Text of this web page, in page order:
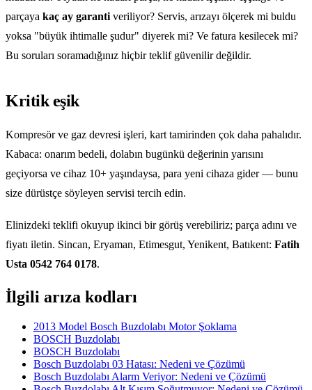
parçaya kaç ay garanti veriliyor? Servis, arızayı ölçerek mi buldu
yoksa "büyük ihtimalle şudur" diyerek mi? Ve fatura kesilecek mi?
Bu soruları soramadığınız hiçbir teklif güvenilir değildir.
Kritik eşik
Kompresör ve gaz devresi işleri, kart tamirinden çok daha pahalıdır.
Kabaca: onarım bedeli, dolabın bugünkü değerinin yarısını
geçiyorsa ve cihaz 10+ yaşındaysa, para yeni cihaza gider — bunu
size dürüstçe söyleyen servisi tercih edin.
Elinizdeki teklifi okuyup ikinci bir görüş verebiliriz; parça adını ve
fiyatı iletin. Sincan, Eryaman, Etimesgut, Yenikent, Batıkent: Fatih
Usta 0542 764 0178.
İlgili arıza kodları
2013 Model Bosch Buzdolabı Motor Şoklama
BOSCH Buzdolabı
BOSCH Buzdolabı
Bosch Buzdolabı 03 Hatası: Nedeni ve Çözümü
Bosch Buzdolabı Alarm Veriyor: Nedeni ve Çözümü